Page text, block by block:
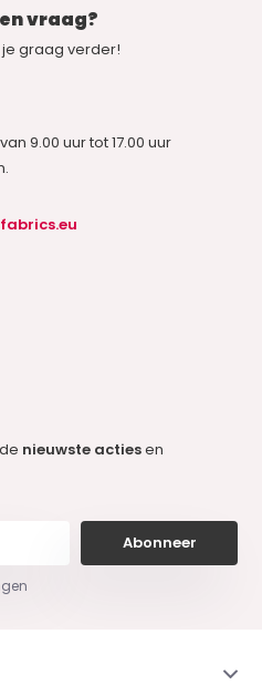
vraag?
graag verder!
9.00 uur tot 17.00 uur
nieuwste actiesen
Abonneer